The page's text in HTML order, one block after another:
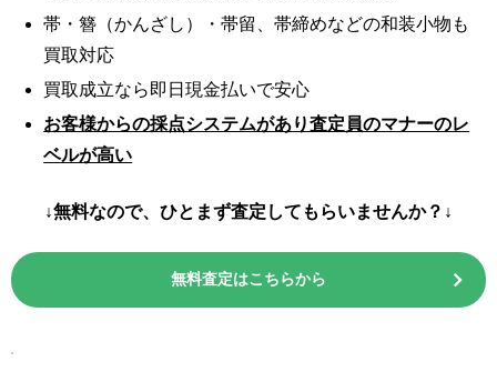
帯・簪（かんざし）・帯留、帯締めなどの和装小物も
買取対応
買取成立なら即日現金払いで安心
お客様からの採点システムがあり査定員のマナーのレ
ベルが高い
↓無料なので、ひとまず査定してもらいませんか？↓
無料査定はこちらから